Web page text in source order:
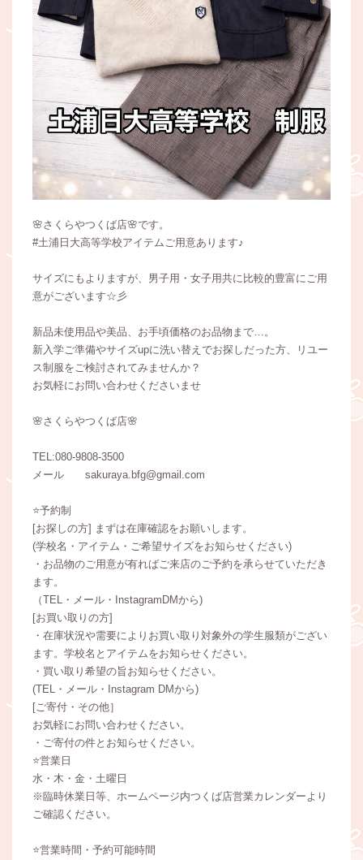
🌸さくらやつくば店🌸です。
#土浦日大高等学校アイテムご用意あります♪
サイズにもよりますが、男子用・女子用共に比較的豊富にご用
意がございます☆彡
新品未使用品や美品、お手頃価格のお品物まで…。
新入学ご準備やサイズupに洗い替えでお探しだった方、リユー
ス制服をご検討されてみませんか？
お気軽にお問い合わせくださいませ
🌸さくらやつくば店🌸
TEL:080-9808-3500
メール sakuraya.bfg@gmail.com
⭐️予約制
[お探しの方] まずは在庫確認をお願いします。
(学校名・アイテム・ご希望サイズをお知らせください)
・お品物のご用意が有ればご来店のご予約を承らせていただき
ます。
（TEL・メール・InstagramDMから)
[お買い取りの方]
・在庫状況や需要によりお買い取り対象外の学生服類がござい
ます。学校名とアイテムをお知らせください。
・買い取り希望の旨お知らせください。
(TEL・メール・Instagram DMから)
[ご寄付・その他］
お気軽にお問い合わせください。
・ご寄付の件とお知らせください。
⭐️営業日
水・木・金・土曜日
※臨時休業日等、ホームページ内つくば店営業カレンダーより
ご確認ください。
⭐️営業時間・予約可能時間